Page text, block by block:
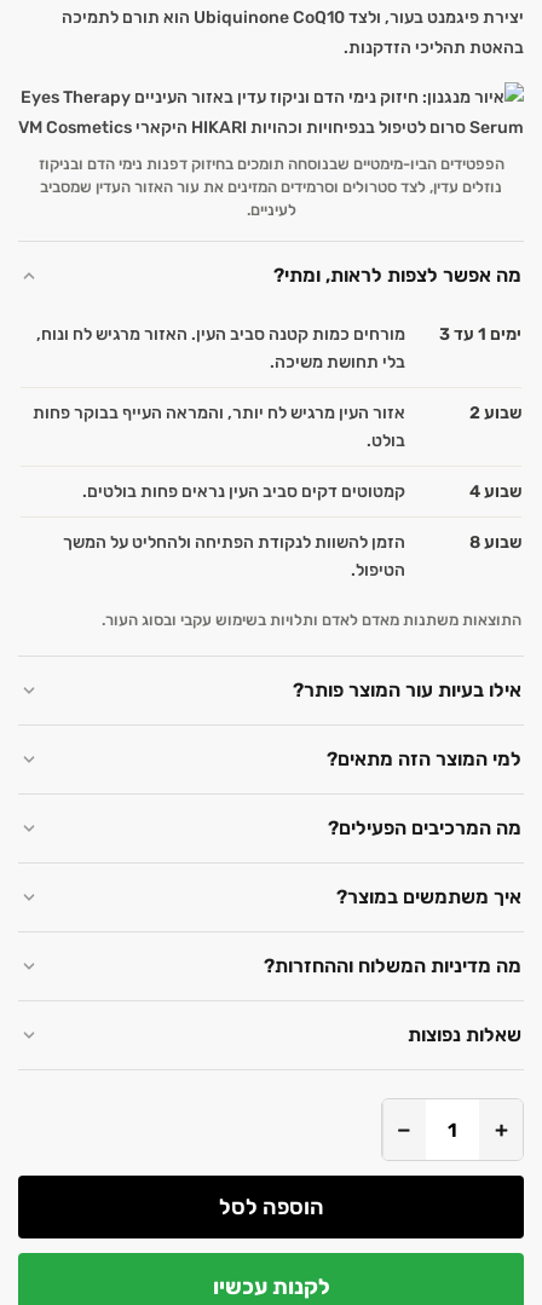
יצירת פיגמנט בעור, ולצד Ubiquinone CoQ10 הוא תורם לתמיכה
בהאטת תהליכי הזדקנות.
הפפטידים הביו-מימטיים שבנוסחה תומכים בחיזוק דפנות נימי הדם ובניקוז
נוזלים עדין, לצד סטרולים וסרמידים המזינים את עור האזור העדין שמסביב
לעיניים.
מה אפשר לצפות לראות, ומתי?
ימים 1 עד 3
מורחים כמות קטנה סביב העין. האזור מרגיש לח ונוח,
בלי תחושת משיכה.
שבוע 2
אזור העין מרגיש לח יותר, והמראה העייף בבוקר פחות
בולט.
שבוע 4 קמטוטים דקים סביב העין נראים פחות בולטים.
שבוע 8
הזמן להשוות לנקודת הפתיחה ולהחליט על המשך
הטיפול.
התוצאות משתנות מאדם לאדם ותלויות בשימוש עקבי ובסוג העור.
אילו בעיות עור המוצר פותר?
למי המוצר הזה מתאים?
מה המרכיבים הפעילים?
איך משתמשים במוצר?
מה מדיניות המשלוח וההחזרות?
שאלות נפוצות
+
−
הוספה לסל
לקנות עכשיו